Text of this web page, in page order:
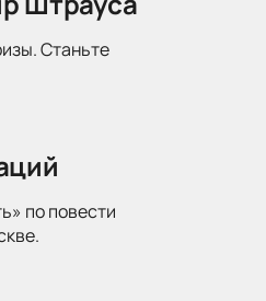
Станьте
по повести